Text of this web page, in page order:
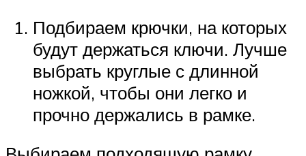
Подбираем крючки, на которых
будут держаться ключи. Лучше
выбрать круглые с длинной
ножкой, чтобы они легко и
прочно держались в рамке.